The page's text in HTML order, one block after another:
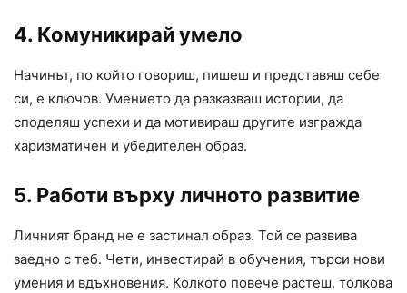
4. Комуникирай умело
Начинът, по който говориш, пишеш и представяш себе
си, е ключов. Умението да разказваш истории, да
споделяш успехи и да мотивираш другите изгражда
харизматичен и убедителен образ.
5. Работи върху личното развитие
Личният бранд не е застинал образ. Той се развива
заедно с теб. Чети, инвестирай в обучения, търси нови
умения и вдъхновения. Колкото повече растеш, толкова